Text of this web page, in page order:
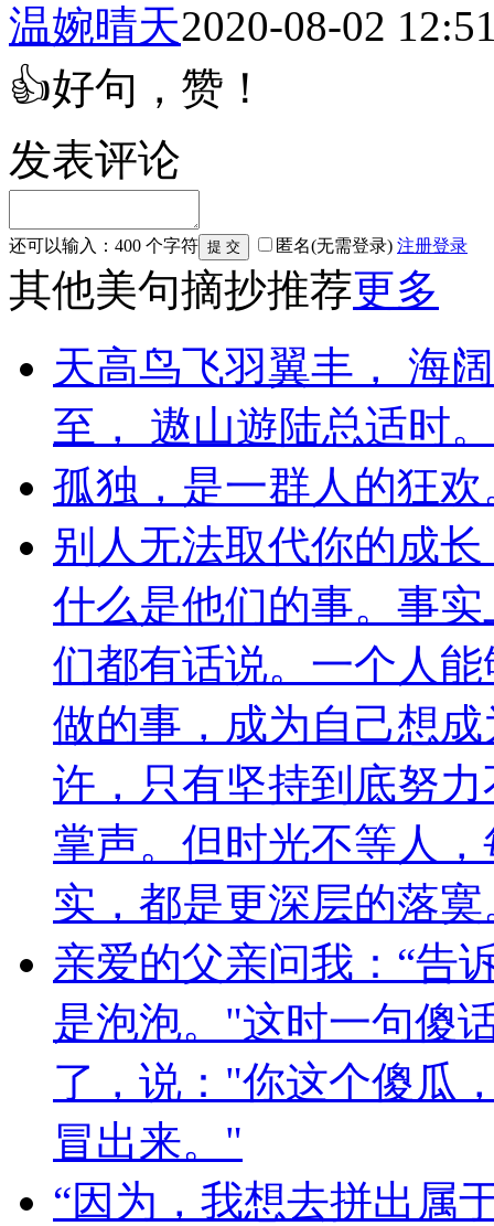
温婉晴天2020-08-02
👍好句，赞！
发表评论
还可以输入： 400 个字符 匿名(无需登录) 注册登录
其他美句摘抄推荐更多
天高鸟飞羽翼丰， 海
至， 遨山遊陆总适时。
孤独，是一群人的狂欢
别人无法取代你的成
什么是他们的事。事
们都有话说。一个人
做的事，成为自己想
许，只有坚持到底努
掌声。但时光不等人
实，都是更深层的落寞
亲爱的父亲问我：“告
是泡泡。"这时一句傻
了，说："你这个傻瓜
冒出来。"
“因为，我想去拼出属